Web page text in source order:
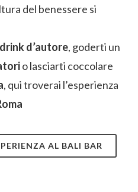
del benessere si
drink d’autore, goderti un
o lasciarti coccolare
, qui troverai l’esperienza
AL BALI BAR